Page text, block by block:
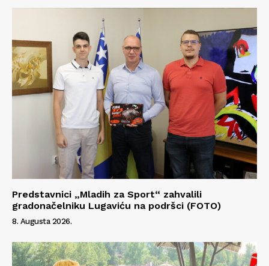
Info
Impressum
Predstavnici „Mladih za Sport“ zahvalili
gradonačelniku Lugaviću na podršci (FOTO)
8. Augusta 2026.